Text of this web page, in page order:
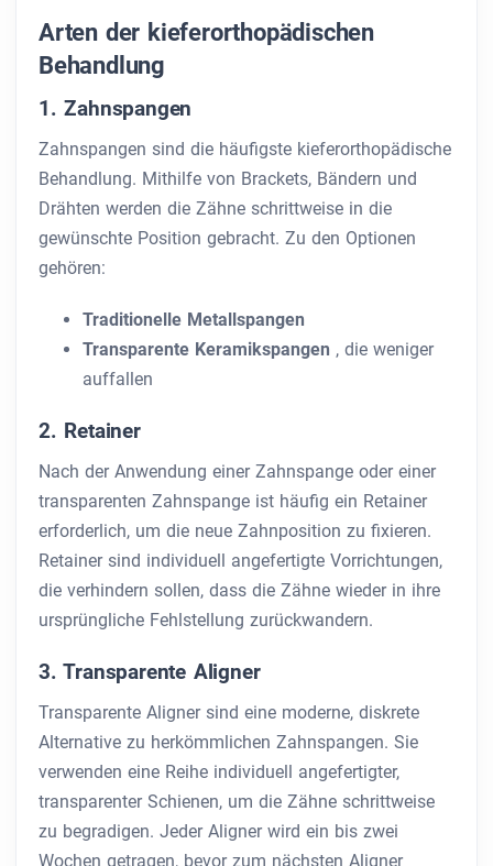
Arten der kieferorthopädischen
Behandlung
1. Zahnspangen
Zahnspangen sind die häufigste kieferorthopädische
Behandlung. Mithilfe von Brackets, Bändern und
Drähten werden die Zähne schrittweise in die
gewünschte Position gebracht. Zu den Optionen
gehören:
Traditionelle Metallspangen
Transparente Keramikspangen , die weniger
auffallen
2. Retainer
Nach der Anwendung einer Zahnspange oder einer
transparenten Zahnspange ist häufig ein Retainer
erforderlich, um die neue Zahnposition zu fixieren.
Retainer sind individuell angefertigte Vorrichtungen,
die verhindern sollen, dass die Zähne wieder in ihre
ursprüngliche Fehlstellung zurückwandern.
3. Transparente Aligner
Transparente Aligner sind eine moderne, diskrete
Alternative zu herkömmlichen Zahnspangen. Sie
verwenden eine Reihe individuell angefertigter,
transparenter Schienen, um die Zähne schrittweise
zu begradigen. Jeder Aligner wird ein bis zwei
Wochen getragen, bevor zum nächsten Aligner